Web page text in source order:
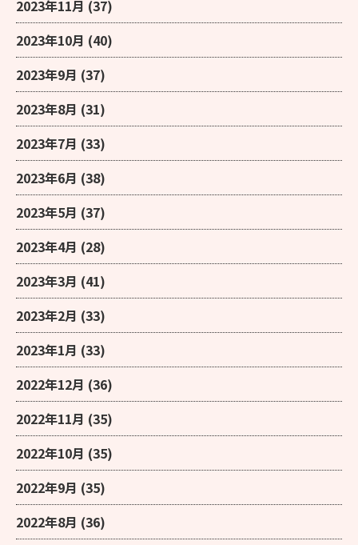
2023年11月 (37)
2023年10月 (40)
2023年9月 (37)
2023年8月 (31)
2023年7月 (33)
2023年6月 (38)
2023年5月 (37)
2023年4月 (28)
2023年3月 (41)
2023年2月 (33)
2023年1月 (33)
2022年12月 (36)
2022年11月 (35)
2022年10月 (35)
2022年9月 (35)
2022年8月 (36)